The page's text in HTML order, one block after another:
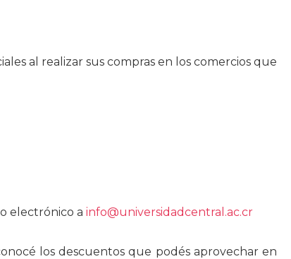
al realizar sus compras en los comercios que
electrónico a info@universidadcentral.ac.cr
los descuentos que podés aprovechar en